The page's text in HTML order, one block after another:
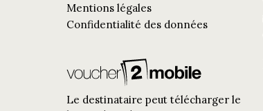
Mentions légales
Confidentialité des données
Le destinataire peut télécharger le